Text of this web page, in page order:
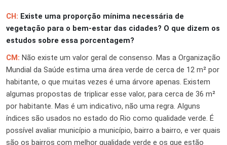
CH: Existe uma proporção mínima necessária de
vegetação para o bem-estar das cidades? O que dizem os
estudos sobre essa porcentagem?
CM: Não existe um valor geral de consenso. Mas a Organização
Mundial da Saúde estima uma área verde de cerca de 12 m² por
habitante, o que muitas vezes é uma árvore apenas. Existem
algumas propostas de triplicar esse valor, para cerca de 36 m²
por habitante. Mas é um indicativo, não uma regra. Alguns
índices são usados no estado do Rio como qualidade verde. É
possível avaliar município a município, bairro a bairro, e ver quais
são os bairros com melhor qualidade verde e os que estão